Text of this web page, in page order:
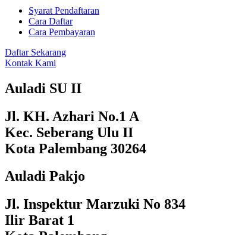
Syarat Pendaftaran
Cara Daftar
Cara Pembayaran
Daftar Sekarang
Kontak Kami
Auladi SU II
Jl. KH. Azhari No.1 A
Kec. Seberang Ulu II
Kota Palembang 30264
Auladi Pakjo
Jl. Inspektur Marzuki No 834
Ilir Barat 1